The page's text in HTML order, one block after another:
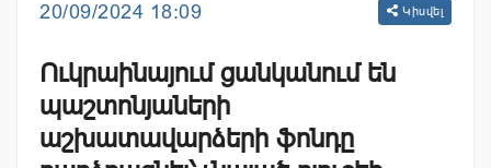
20/09/2024 18:09 Կիսվել
Ուկրաինայում ցանկանում են
պաշտոնյաների
աշխատավարձերի ֆոնդը